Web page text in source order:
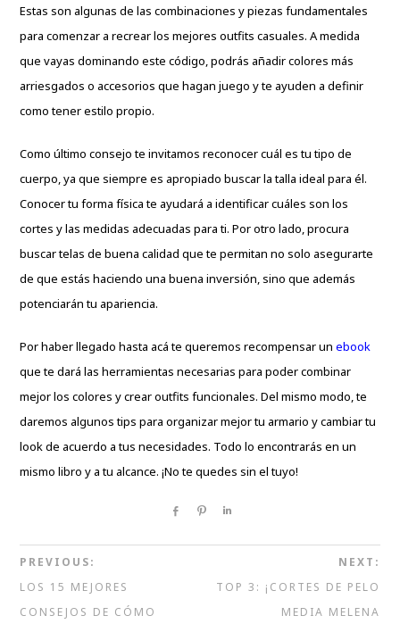
Estas son algunas de las combinaciones y piezas fundamentales
para comenzar a recrear los mejores outfits casuales. A medida
que vayas dominando este código, podrás añadir colores más
arriesgados o accesorios que hagan juego y te ayuden a definir
como tener estilo propio.
Como último consejo te invitamos reconocer cuál es tu tipo de
cuerpo, ya que siempre es apropiado buscar la talla ideal para él.
Conocertu forma física te ayudará a identificar cuáles son los
cortes y las medidas adecuadas para ti. Por otro lado, procura
buscar telas de buena calidad que te permitan no solo asegurarte
de que estás haciendo una buena inversión, sino que además
potenciarán tu apariencia.
Por haber llegado hasta acá te queremos recompensar unebook
que te dará las herramientas necesarias para poder combinar
mejor los colores y crear outfits funcionales. Del mismo modo, te
daremos algunos tips para organizar mejor tu armario y cambiar tu
look de acuerdo a tus necesidades. Todo lo encontrarás en un
mismo libro y a tu alcance. ¡No te quedes sin el tuyo!
Share Pin
PREVIOUS:
LOS 15 MEJORES
CONSEJOS DE CÓMO
NEXT:
TOP 3: ¡CORTES DE PELO
MEDIA MELENA